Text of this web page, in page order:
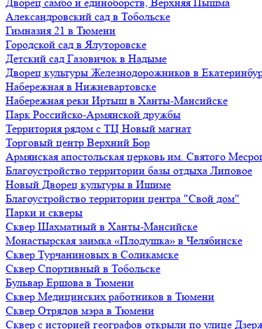
Александровский сад в Тобольске
Гимназия 21 в Тюмени
Городской сад в Ялуторовске
Детский сад Газовичок в Надыме
Дворец культуры Железнодорожников в
Набережная в Нижневартовске
Набережная реки Иртыш в Ханты-Мансийске
Парк Российско-Армянской дружбы
Территория рядом с ТЦ Новый магнат
Торговый центр Верхний Бор
Армянская апостольская церковь им. Святого
Благоустройство территории базы отдыха Липовое
Нoвый Двoрeц культуры в Ишимe
Благоустройство территории центра "Свой дом"
Парки и скверы
Сквер Шахматный в Ханты-Мансийске
Монастырская заимка «Плодушка» в Челябинске
Сквер Турчаниновых в Соликамске
Сквер Спортивный в Тобольске
Бульвар Ершова в Тюмени
Сквер Медицинских работников в Тюмени
Сквер Отрядов мэра в Тюмени
Сквер с историей географов открыли по улице